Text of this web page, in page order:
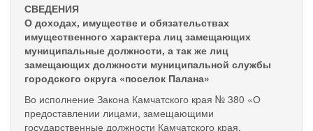
СВЕДЕНИЯ
О доходах, имуществе и обязательствах
имущественного характера лиц замещающих
муниципальные должности, а так же лиц
замещающих должности муниципальной службы
городского округа «поселок Палана»
Во исполнение Закона Камчатского края № 380 «О
предоставлении лицами, замещающими
государственные должности Камчатского края,